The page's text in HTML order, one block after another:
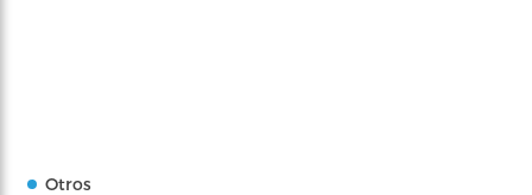
Otros